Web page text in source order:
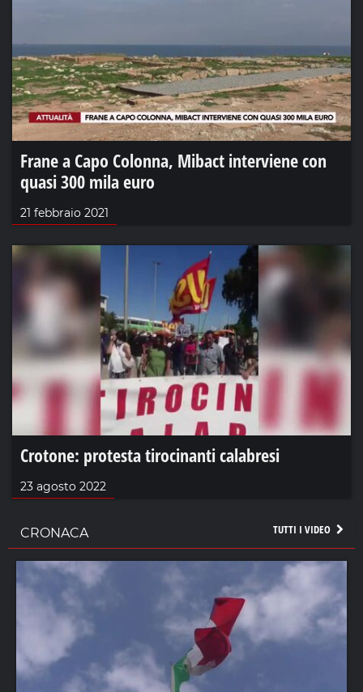
Frane a Capo Colonna, Mibact interviene con
quasi 300 mila euro
21 febbraio 2021
Crotone: protesta tirocinanti calabresi
23 agosto 2022
TUTTI I VIDEO
CRONACA